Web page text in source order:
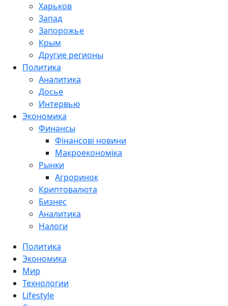
Харьков
Запад
Запорожье
Крым
Другие регионы
Политика
Аналитика
Досье
Интервью
Экономика
Финансы
Фінансові новини
Макроекономіка
Рынки
Агроринок
Криптовалюта
Бизнес
Аналитика
Налоги
Политика
Экономика
Мир
Технологии
Lifestyle